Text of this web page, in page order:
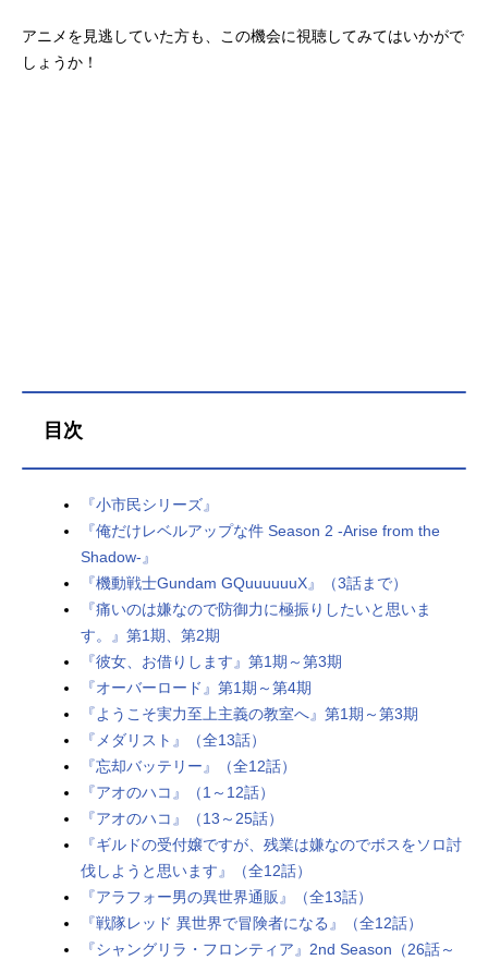
アニメを見逃していた方も、この機会に視聴してみてはいかがで
しょうか！
目次
『小市民シリーズ』
『俺だけレベルアップな件 Season 2 -Arise from the
Shadow-』
『機動戦士Gundam GQuuuuuuX』（3話まで）
『痛いのは嫌なので防御力に極振りしたいと思いま
す。』第1期、第2期
『彼女、お借りします』第1期～第3期
『オーバーロード』第1期～第4期
『ようこそ実力至上主義の教室へ』第1期～第3期
『メダリスト』（全13話）
『忘却バッテリー』（全12話）
『アオのハコ』（1～12話）
『アオのハコ』（13～25話）
『ギルドの受付嬢ですが、残業は嫌なのでボスをソロ討
伐しようと思います』（全12話）
『アラフォー男の異世界通販』（全13話）
『戦隊レッド 異世界で冒険者になる』（全12話）
『シャングリラ・フロンティア』2nd Season（26話～